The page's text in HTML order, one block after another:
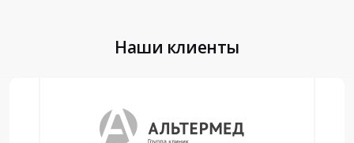
Наши клиенты